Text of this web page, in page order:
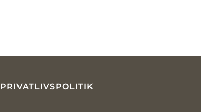
PRIVATLIVSPOLITIK